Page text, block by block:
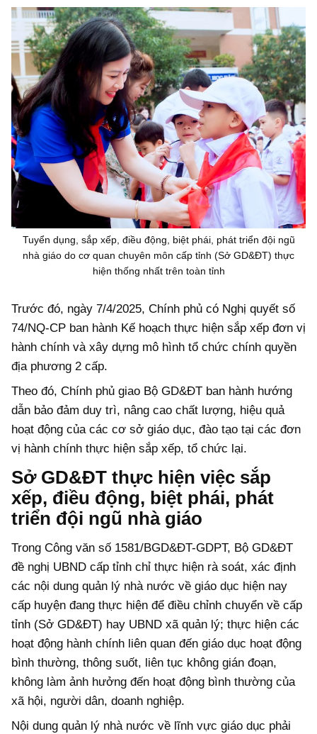
Video
Photo
Tuyển dụng, sắp xếp, điều động, biệt phái, phát triển đội ngũ
nhà giáo do cơ quan chuyên môn cấp tỉnh (Sở GD&ĐT) thực
hiện thống nhất trên toàn tỉnh
Trước đó, ngày 7/4/2025, Chính phủ có Nghị quyết số
74/NQ-CP ban hành Kế hoạch thực hiện sắp xếp đơn vị
hành chính và xây dựng mô hình tổ chức chính quyền
địa phương 2 cấp.
Theo đó, Chính phủ giao Bộ GD&ĐT ban hành hướng
dẫn bảo đảm duy trì, nâng cao chất lượng, hiệu quả
hoạt động của các cơ sở giáo dục, đào tạo tại các đơn
vị hành chính thực hiện sắp xếp, tổ chức lại.
Sở GD&ĐT thực hiện việc sắp
xếp, điều động, biệt phái, phát
triển đội ngũ nhà giáo
Trong Công văn số 1581/BGD&ĐT-GDPT, Bộ GD&ĐT
đề nghị UBND cấp tỉnh chỉ thực hiện rà soát, xác định
các nội dung quản lý nhà nước về giáo dục hiện nay
cấp huyện đang thực hiện để điều chỉnh chuyển về cấp
tỉnh (Sở GD&ĐT) hay UBND xã quản lý; thực hiện các
hoạt động hành chính liên quan đến giáo dục hoạt động
bình thường, thông suốt, liên tục không gián đoạn,
không làm ảnh hưởng đến hoạt động bình thường của
xã hội, người dân, doanh nghiệp.
Nội dung quản lý nhà nước về lĩnh vực giáo dục phải